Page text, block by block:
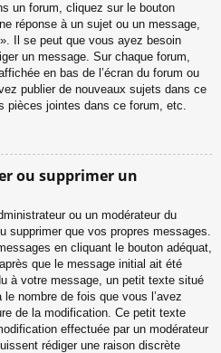
un forum, cliquez sur le bouton
réponse à un sujet ou un message,
Il se peut que vous ayez besoin
un message. Sur chaque forum,
en bas de l’écran du forum ou
publier de nouveaux sujets dans ce
pièces jointes dans ce forum, etc.
ou supprimer un
ou un modérateur du
supprimer que vos propres messages.
en cliquant le bouton adéquat,
que le message initial ait été
à votre message, un petit texte situé
nombre de fois que vous l’avez
de la modification. Ce petit texte
effectuée par un modérateur
rédiger une raison discrète